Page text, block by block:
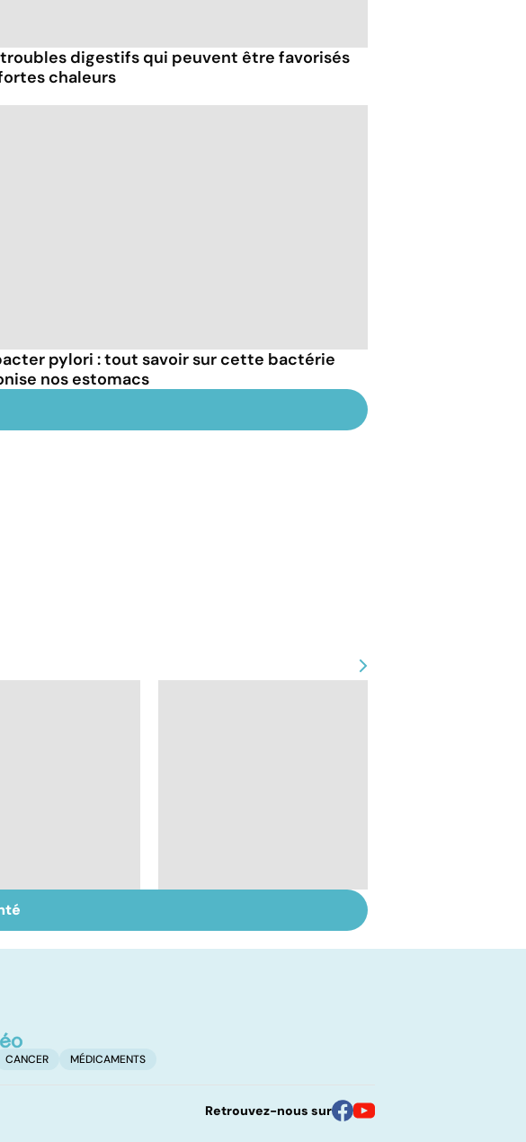
digestifs qui peuvent être favorisés
chaleurs
pylori : tout savoir sur cette bactérie
nos estomacs
: un court-
dans la
le cancer du foie
CANCER MÉDICAMENTS
Retrouvez-nous sur